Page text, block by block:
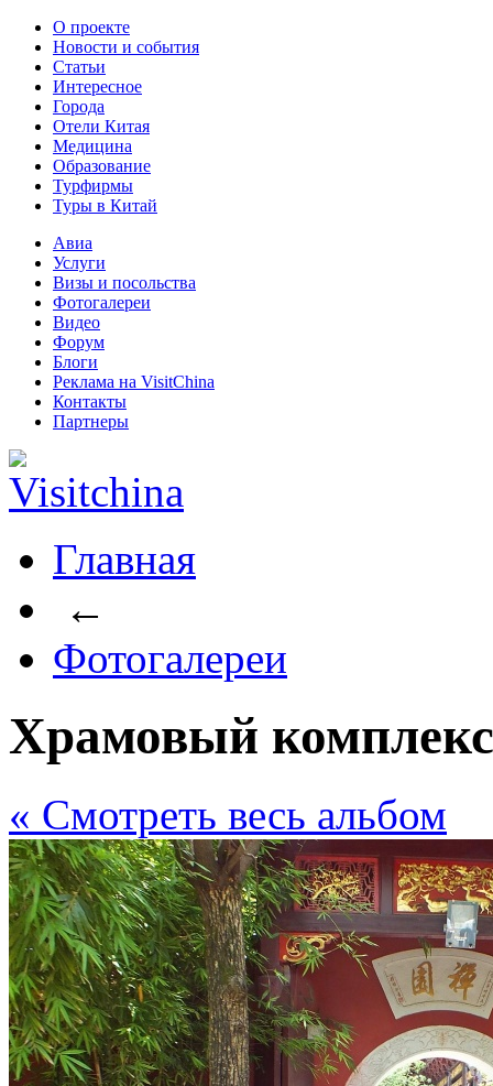
О проекте
Новости и события
Статьи
Интересное
Города
Отели Китая
Медицина
Образование
Турфирмы
Туры в Китай
Авиа
Услуги
Визы и посольства
Фотогалереи
Видео
Форум
Блоги
Реклама на VisitChina
Контакты
Партнеры
Главная
←
Фотогалереи
Храмовый
« Cмотреть весь альбом